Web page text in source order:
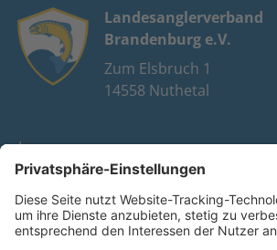
Landesanglerverband
Brandenburg e.V.
Zum Elsbruch 1
14558 Nuthetal
Impressum
Datenschutz
FAQ